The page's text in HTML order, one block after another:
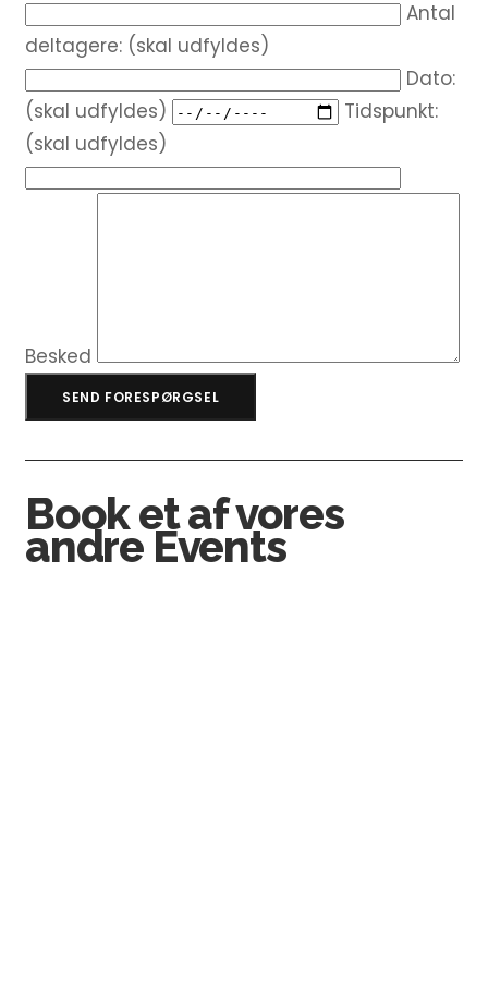
Antal
deltagere: (skal udfyldes)
Dato:
(skal udfyldes)
Tidspunkt:
(skal udfyldes)
Besked
Book et af vores
andre Events